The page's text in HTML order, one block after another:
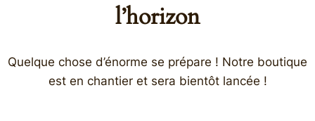
l’horizon
Quelque chose d’énorme se prépare ! Notre boutique
est en chantier et sera bientôt lancée !